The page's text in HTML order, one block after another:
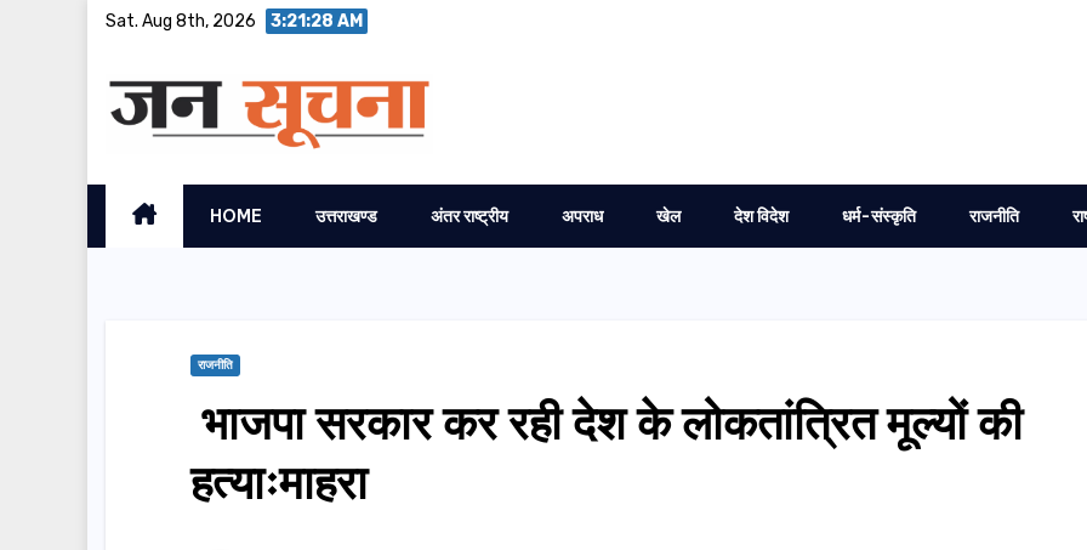
Sat. Aug 8th, 2026 3:21:29 AM
HOME उत्तराखण्ड अंतर राष्ट्रीय अपराध खेल देश विदेश धर्म-संस्कृति राजनीति
राजनीति
भाजपा सरकार कर रही देश के लोकतांत्रित मूल्यों की
हत्याःमाहरा